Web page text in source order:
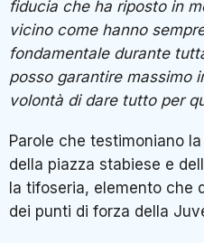
fiducia che ha riposto in
vicino come hanno
fondamentale durante
posso garantire massimo
volontà di dare tutto per
Parole che testimoniano
della piazza stabiese e
la tifoseria, elemento che
dei punti di forza della